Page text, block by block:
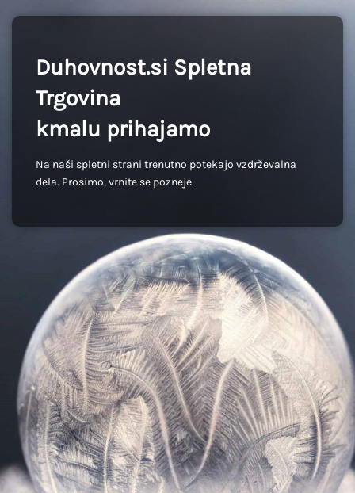
Duhovnost.si Spletna
Trgovina
kmalu prihajamo
Na naši spletni strani trenutno potekajo vzdrževalna
dela. Prosimo, vrnite se pozneje.